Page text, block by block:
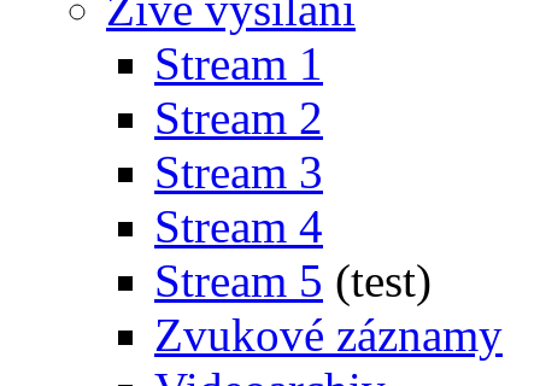
Stream 1
Stream 2
Stream 3
Stream 4
Stream 5 (test)
Zvukové záznamy